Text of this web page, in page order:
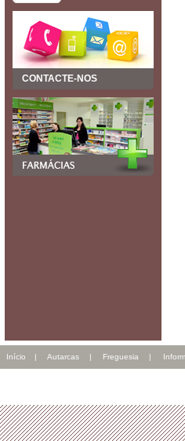
CONTACTE-NOS
Início | Autarcas | Freguesia |